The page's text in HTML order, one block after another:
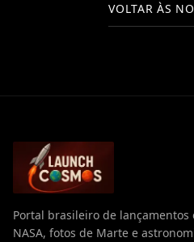
VOLTAR ÀS
Portal brasileiro de lançamentos
NASA, fotos de Marte e